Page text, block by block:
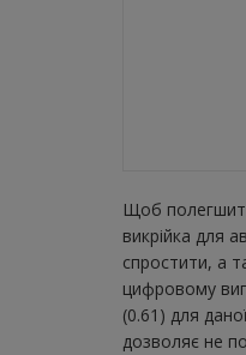
Щоб
викрійка для
спростити, а
цифровому
(0.61) для
дозволяє не